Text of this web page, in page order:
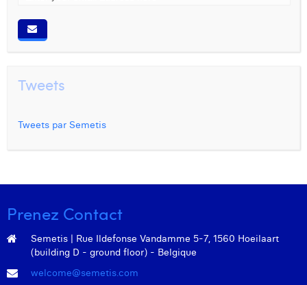
Tweets
Tweets par Semetis
Prenez Contact
Semetis | Rue Ildefonse Vandamme 5-7, 1560 Hoeilaart
(building D - ground floor) - Belgique
welcome@semetis.com